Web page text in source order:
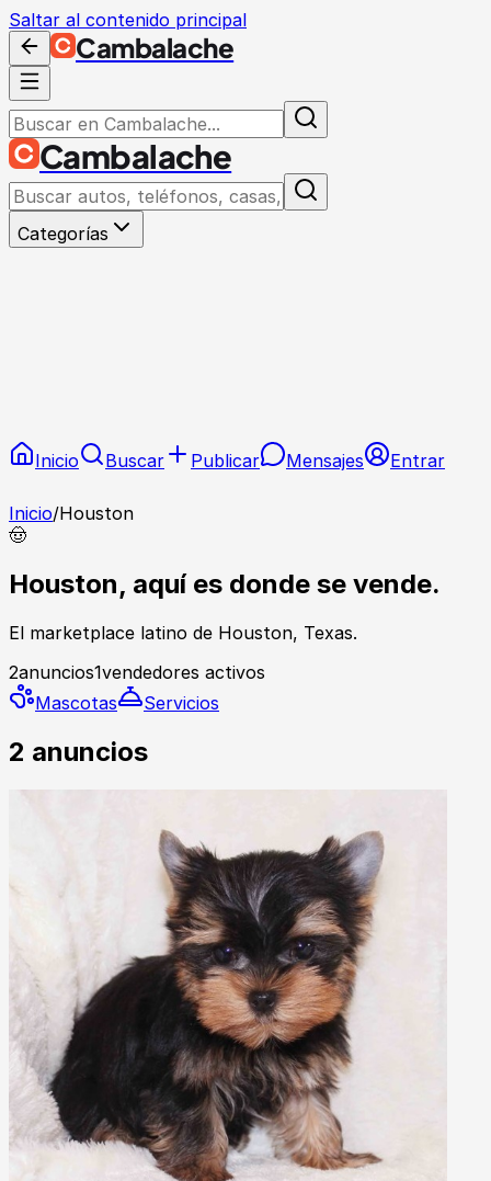
Saltar al contenido principal
Cambalache
Cambalache
Categorías
Inicio Buscar Publicar Mensajes Entrar
Inicio/Houston
🤠
Houston, aquí es donde se vende.
El marketplace latino de Houston, Texas.
2anuncios1vendedores activos
Mascotas
Servicios
2 anuncios